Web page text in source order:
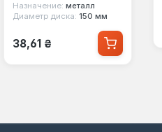
Назначение: металл
Диаметр диска: 150 мм
Обычная цена:
38,61 ₴